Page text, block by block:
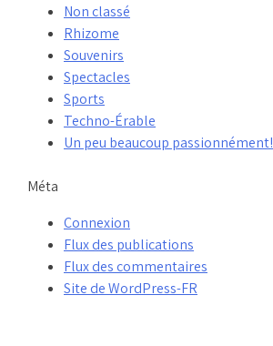
Non classé
Rhizome
Souvenirs
Spectacles
Sports
Techno-Érable
Un peu beaucoup passionnément!
Méta
Connexion
Flux des publications
Flux des commentaires
Site de WordPress-FR